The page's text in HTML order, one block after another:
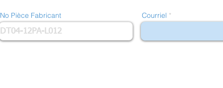
No Pièce Fabricant Courriel